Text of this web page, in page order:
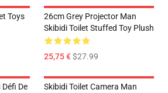
Toys
26cm Grey Projector Man
Skibidi Toilet Stuffed Toy Plush
25,75 €$27.99
Défi De
Skibidi Toilet Camera Man